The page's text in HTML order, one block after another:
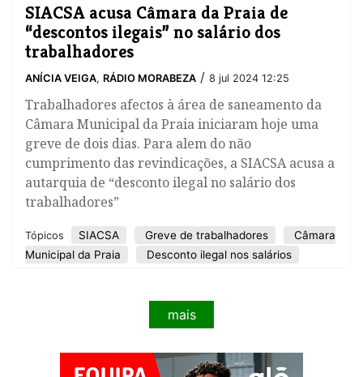
SIACSA acusa Câmara da Praia de
“descontos ilegais” no salário dos
trabalhadores
ANÍCIA VEIGA, RÁDIO MORABEZA / 8 jul 2024 12:25
​Trabalhadores afectos à área de saneamento da
Câmara Municipal da Praia iniciaram hoje uma
greve de dois dias. Para alem do não
cumprimento das revindicações, a SIACSA acusa a
autarquia de “desconto ilegal no salário dos
trabalhadores”
Tópicos SIACSA Greve de trabalhadores
Câmara
Municipal da Praia
Desconto ilegal nos salários
mais